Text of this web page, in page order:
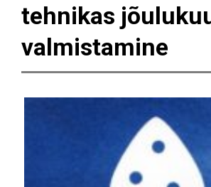
tehnikas
valmistamine